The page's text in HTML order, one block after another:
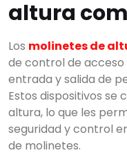
altura
Los molinetes de
de control de acceso
entrada y salida de
Estos dispositivos
altura, lo que les
seguridad y control
de molinetes.